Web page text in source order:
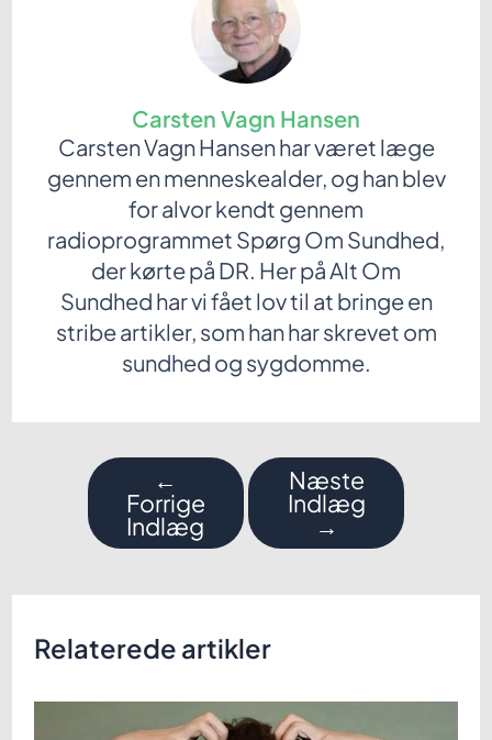
Carsten Vagn Hansen
Carsten Vagn Hansen har været læge
gennem en menneskealder, og han blev
for alvor kendt gennem
radioprogrammet Spørg Om Sundhed,
der kørte på DR. Her på Alt Om
Sundhed har vi fået lov til at bringe en
stribe artikler, som han har skrevet om
sundhed og sygdomme.
Indlægsnavigation
←
Forrige
Indlæg
Næste
Indlæg
→
Relaterede artikler